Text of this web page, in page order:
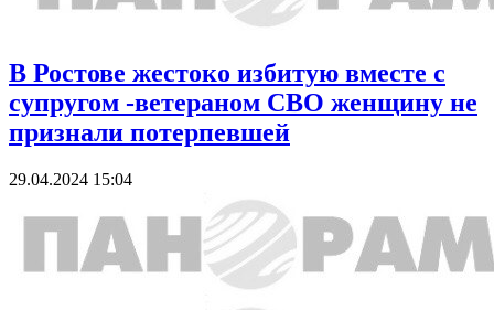
В Ростове жестоко избитую вместе с
супругом -ветераном СВО женщину не
признали потерпевшей
29.04.2024 15:04